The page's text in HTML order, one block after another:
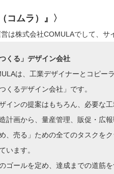
コムラ）』〉
営は株式会社COMULAでして、サ
くる」デザイン会社
は、工業デザイナーとコピー
くるデザイン会社」です。
インの提案はもちろん、必要な
計画から、量産管理、販促・広
、売る」ための全てのタスクを
います。
ゴールを定め、達成までの道筋